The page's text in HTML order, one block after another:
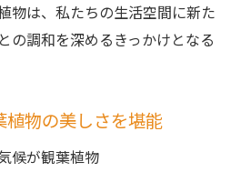
物は、私たちの生活空間に新た
の調和を深めるきっかけとなる
物の美しさを堪能
候が観葉植物